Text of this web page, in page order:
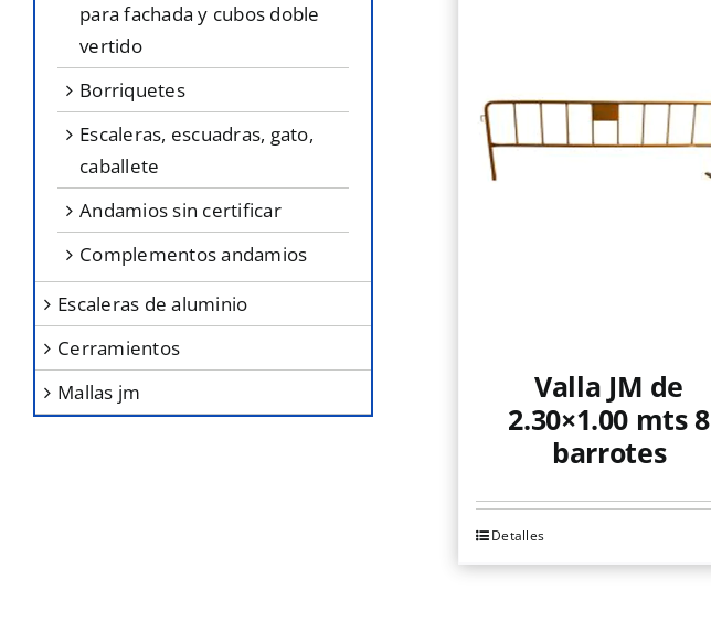
Valla JM de
2.30×1.00 mts 8
barrotes
Detalles
para fachada y cubos doble
vertido
borriquetes
escaleras, escuadras, gato,
caballete
andamios sin certificar
complementos andamios
escaleras de aluminio
cerramientos
mallas jm